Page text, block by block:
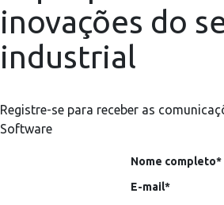
inovações do
industrial
Registre-se para receber as
Software
Nome completo*
E-mail*